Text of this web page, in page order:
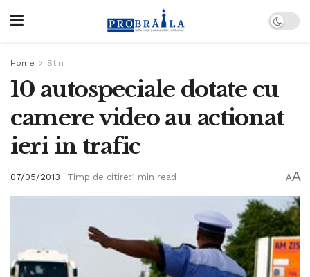
Home Stiri
10 autospeciale dotate cu
camere video au actionat
ieri in trafic
07/05/2013 Timp de citire:1 min read AA